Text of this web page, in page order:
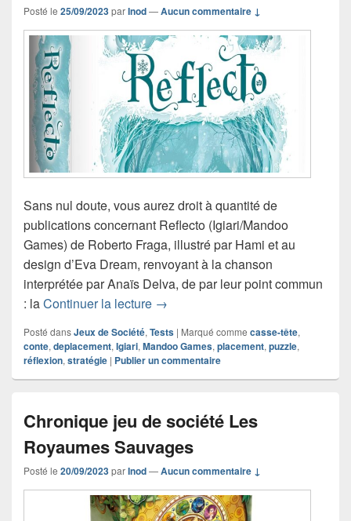
Posté le 25/09/2023parInod—Aucun commentaire ↓
Sans nul doute, vous aurez droit à quantité de
publications concernant Reflecto (Igiari/Mandoo
Games) de Roberto Fraga, illustré par Hami et au
design d’Eva Dream, renvoyant à la chanson
interprétée par Anaïs Delva, de par leur point commun
: laContinuer la lecture Chronique jeu de société Reflecto
→
Posté dansJeux de Société, Tests | Marqué comme casse-tête,
conte, deplacement, Igiari, Mandoo Games, placement, puzzle,
réflexion, stratégie | Publier un commentaire
Chronique jeu de société Les
Royaumes Sauvages
Posté le 20/09/2023parInod—Aucun commentaire ↓